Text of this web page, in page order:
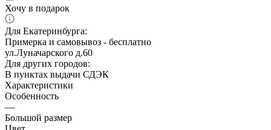
Хочу в подарок
Для Екатеринбурга:
Примерка и самовывоз - бесплатно
ул.Луначарского д.60
Для других городов:
В пунктах выдачи СДЭК
Характеристики
Особенность
—
Большой размер